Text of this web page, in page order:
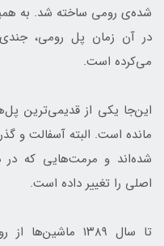
شده‌ی رومی ساخته شد. به
در آن زمان پل رومی،
می‌کرده است.
این‌جا یکی از قدیمی‌ترین
مانده است. البته آسفالت و
شده‌اند و مرمت‌هایی که در
اصلی را تغییر داده است.
تا سال ۱۳۸۹